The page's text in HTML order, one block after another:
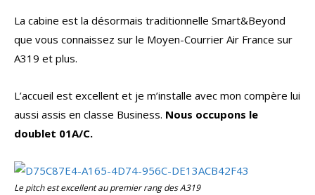
La cabine est la désormais traditionnelle Smart&Beyond
que vous connaissez sur le Moyen-Courrier Air France sur
A319 et plus.
L’accueil est excellent et je m’installe avec mon compère lui
aussi assis en classe Business. Nous occupons le
doublet 01A/C.
Lepitchest excellent au premier rang des A319